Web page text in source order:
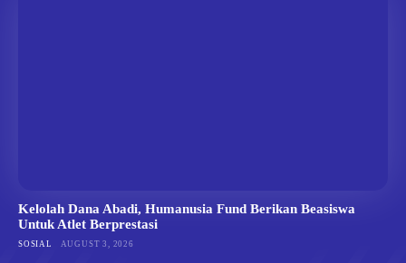
Kelolah Dana Abadi, Humanusia Fund Berikan Beasiswa
Untuk Atlet Berprestasi
SOSIAL AUGUST 3, 2026